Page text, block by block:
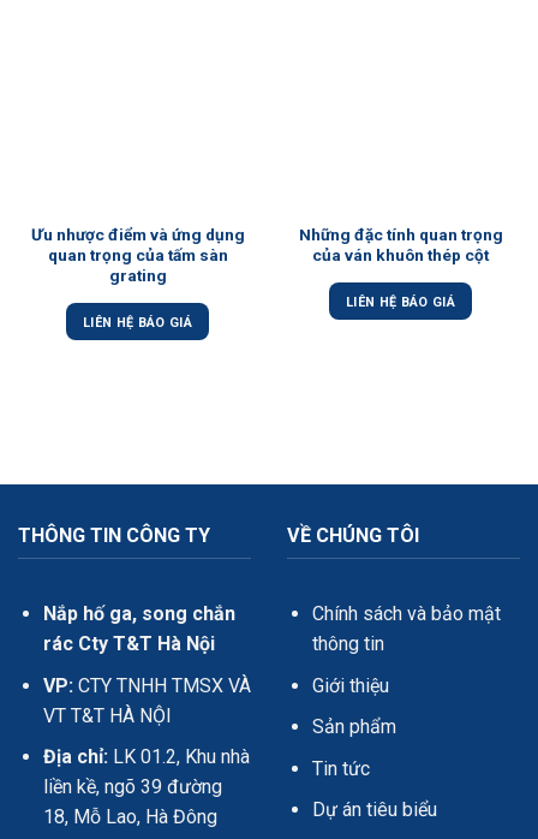
Ưu nhược điểm và ứng dụng
quan trọng của tấm sàn
grating
LIÊN HỆ BÁO GIÁ
Những đặc tính quan trọng
của ván khuôn thép cột
LIÊN HỆ BÁO GIÁ
THÔNG TIN CÔNG TY
Nắp hố ga, song chắn
rác Cty T&T Hà Nội
VP:CTY TNHH TMSX VÀ
VT T&T HÀ NỘI
Địa chỉ:LK 01.2, Khu nhà
liền kề, ngõ 39 đường
18, Mỗ Lao, Hà Đông
VỀ CHÚNG TÔI
Chính sách và bảo mật
thông tin
Giới thiệu
Sản phẩm
Tin tức
Dự án tiêu biểu